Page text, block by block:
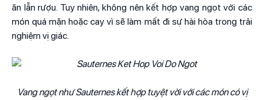
ăn lẫn rượu. Tuy nhiên, không nên kết hợp vang ngọt với các
món quá mặn hoặc cay vì sẽ làm mất đi sự hài hòa trong trải
nghiệm vị giác.
Vang ngọt như Sauternes kết hợp tuyệt vời với các món có vị